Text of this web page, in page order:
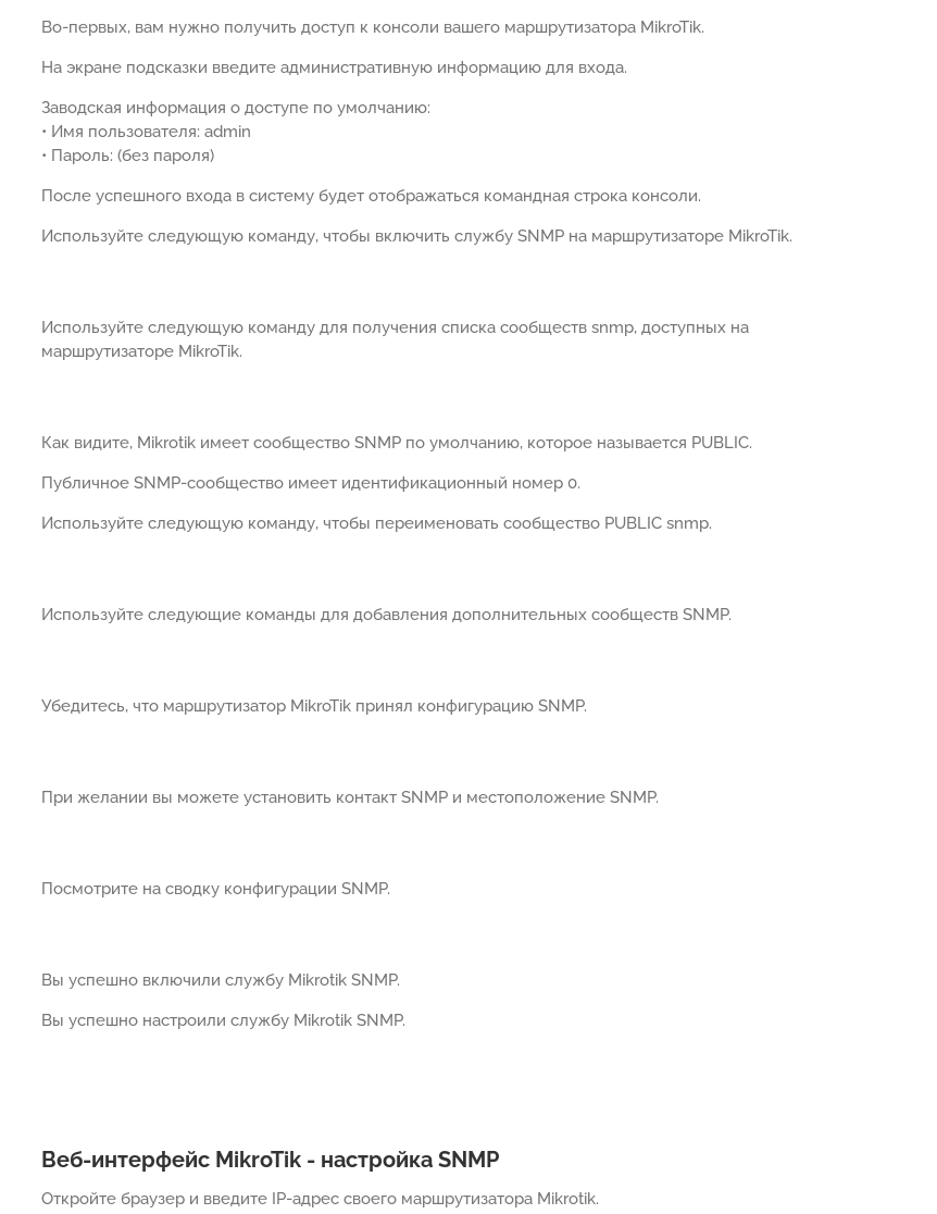
Во-первых, вам нужно получить доступ к консоли вашего маршрутизатора MikroTik.
На экране подсказки введите административную информацию для входа.
Заводская информация о доступе по умолчанию:
• Имя пользователя: admin
• Пароль: (без пароля)
После успешного входа в систему будет отображаться командная строка консоли.
Используйте следующую команду, чтобы включить службу SNMP на маршрутизаторе MikroTik.
Используйте следующую команду для получения списка сообществ snmp, доступных на
маршрутизаторе MikroTik.
Как видите, Mikrotik имеет сообщество SNMP по умолчанию, которое называется PUBLIC.
Публичное SNMP-сообщество имеет идентификационный номер 0.
Используйте следующую команду, чтобы переименовать сообщество PUBLIC snmp.
Используйте следующие команды для добавления дополнительных сообществ SNMP.
Убедитесь, что маршрутизатор MikroTik принял конфигурацию SNMP.
При желании вы можете установить контакт SNMP и местоположение SNMP.
Посмотрите на сводку конфигурации SNMP.
Вы успешно включили службу Mikrotik SNMP.
Вы успешно настроили службу Mikrotik SNMP.
Веб-интерфейс MikroTik - настройка SNMP
Откройте браузер и введите IP-адрес своего маршрутизатора Mikrotik.